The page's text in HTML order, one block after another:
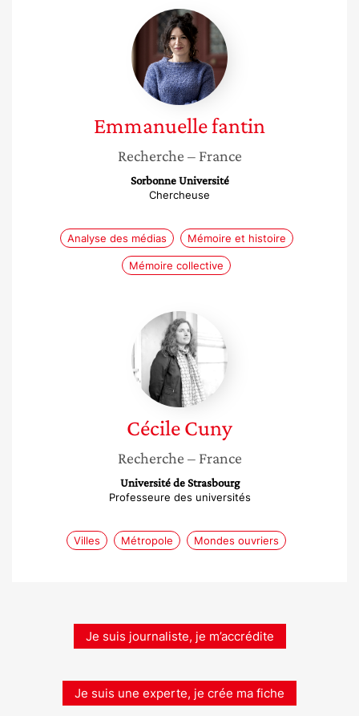
Emmanuelle
fantin
Emmanuellefantin
Recherche – France
Sorbonne Université
Chercheuse
Analyse des médias Mémoire et histoire
Mémoire collective
Cécile
Cuny
CécileCuny
Recherche – France
Université de Strasbourg
Professeure des universités
Villes Métropole Mondes ouvriers
Je suis journaliste, je m’accrédite
Je suis une experte, je crée ma fiche